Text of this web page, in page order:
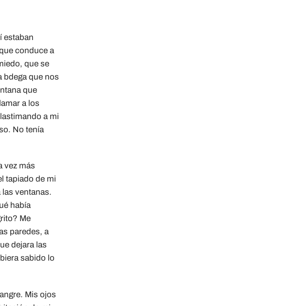
estaban
conduce a
que se
bdega que nos
que
a los
a mi
No tenía
vez más
tapiado de mi
ventanas.
había
Me
paredes, a
dejara las
sabido lo
Mis ojos